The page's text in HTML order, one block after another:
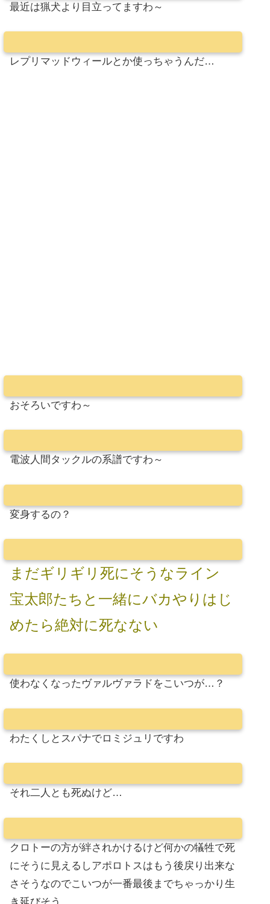
最近は猟犬より目立ってますわ～
レプリマッドウィールとか使っちゃうんだ…
おそろいですわ～
電波人間タックルの系譜ですわ～
変身するの？
まだギリギリ死にそうなライン
宝太郎たちと一緒にバカやりはじ
めたら絶対に死なない
使わなくなったヴァルヴァラドをこいつが…？
わたくしとスパナでロミジュリですわ
それ二人とも死ぬけど…
クロトーの方が絆されかけるけど何かの犠牲で死
にそうに見えるしアポロトスはもう後戻り出来な
さそうなのでこいつが一番最後までちゃっかり生